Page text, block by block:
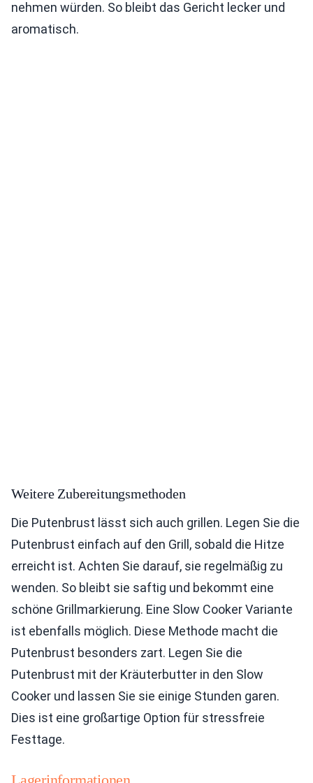
nehmen würden. So bleibt das Gericht lecker und
aromatisch.
Weitere Zubereitungsmethoden
Die Putenbrust lässt sich auch grillen. Legen Sie die
Putenbrust einfach auf den Grill, sobald die Hitze
erreicht ist. Achten Sie darauf, sie regelmäßig zu
wenden. So bleibt sie saftig und bekommt eine
schöne Grillmarkierung. Eine Slow Cooker Variante
ist ebenfalls möglich. Diese Methode macht die
Putenbrust besonders zart. Legen Sie die
Putenbrust mit der Kräuterbutter in den Slow
Cooker und lassen Sie sie einige Stunden garen.
Dies ist eine großartige Option für stressfreie
Festtage.